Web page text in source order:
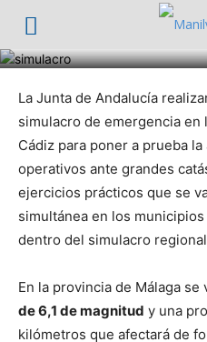
Simulacro, por
Seguridad Ciudadana
La Junta de Andalucía
simulacro de emergencia en
Cádiz para poner a prueba
operativos ante grandes
ejercicios prácticos que se
simultánea en los
dentro del simulacro regional
En la provincia de Málaga se
de 6,1 de magnitud y una
kilómetros que afectará de